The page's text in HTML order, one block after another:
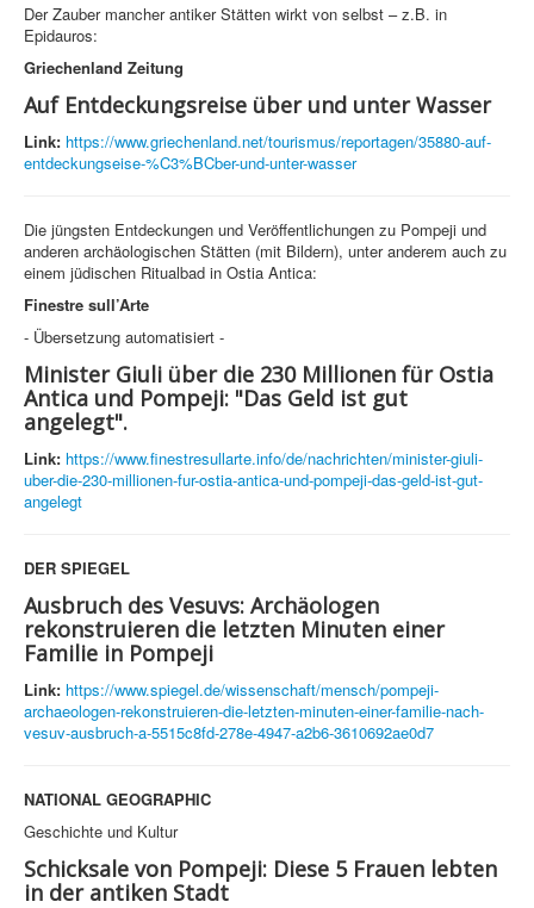
Der Zauber mancher antiker Stätten wirkt von selbst – z.B. in
Epidauros:
Griechenland Zeitung
Auf Entdeckungsreise über und unter Wasser
Link: https://www.griechenland.net/tourismus/reportagen/35880-auf-
entdeckungseise-%C3%BCber-und-unter-wasser
Die jüngsten Entdeckungen und Veröffentlichungen zu Pompeji und
anderen archäologischen Stätten (mit Bildern), unter anderem auch zu
einem jüdischen Ritualbad in Ostia Antica:
Finestre sull’Arte
- Übersetzung automatisiert -
Minister Giuli über die 230 Millionen für Ostia
Antica und Pompeji: "Das Geld ist gut
angelegt".
Link: https://www.finestresullarte.info/de/nachrichten/minister-giuli-
uber-die-230-millionen-fur-ostia-antica-und-pompeji-das-geld-ist-gut-
angelegt
DER SPIEGEL
Ausbruch des Vesuvs: Archäologen
rekonstruieren die letzten Minuten einer
Familie in Pompeji
Link: https://www.spiegel.de/wissenschaft/mensch/pompeji-
archaeologen-rekonstruieren-die-letzten-minuten-einer-familie-nach-
vesuv-ausbruch-a-5515c8fd-278e-4947-a2b6-3610692ae0d7
NATIONAL GEOGRAPHIC
Geschichte und Kultur
Schicksale von Pompeji: Diese 5 Frauen lebten
in der antiken Stadt